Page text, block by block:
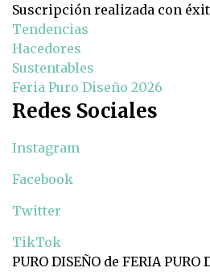
Suscripción realizada con
Tendencias
Hacedores
Sustentables
Feria Puro Diseño 2026
Redes Sociales
Instagram
Facebook
Twitter
TikTok
PURO DISEÑO de FERIA PURO